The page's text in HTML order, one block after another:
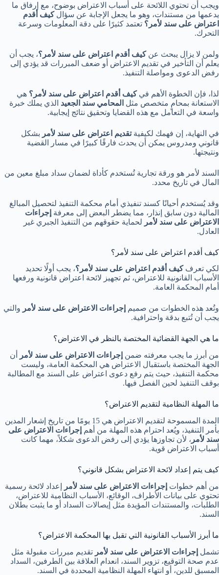
ويجب أن تحتوي اللائحة على أسباب الاعتراض بوضوح، مع إرفاق ما
يدعمها من مستندات، وهو ما يجعل الإجابة عن سؤالكيف أقدم
اعتراض على سند لأمر؟ تعتمد كثيرًا على دقة المعلومات وسرعة
التحرك.
ولمن لا يزال يبحث عنكيف أقدم اعتراض على سند لأمر؟، يجب أن
يعلم أن التأخير في تقديم الاعتراض أو ضعف المبررات قد يؤدي إلى
رفض الدعوى ومواصلة التنفيذ.
لذا، فإن الخطوة الأهم فيكيف أقدم اعتراض على سند لأمر؟ هي
الاستعانة بمحامٍ متخصص مثل المحامي سند الجعيد الذي يملك خبرة
واسعة في التعامل مع هذه القضايا وتحقيق نتائج إيجابية.
في النهاية، إن فهمك لكيفيةتقديم اعتراض على سند لأمر بشكل
قانوني ومدروس يمكن أن يحدث فارقًا كبيرًا في مسار القضية
ونتيجتها.
السند لأمر هو ورقة تجارية تُستخدم كأداة لضمان سداد مبلغ معين من
المال في تاريخ محدد.
وقد يُستخدم أحيانًا كسند تنفيذي أمام محكمة التنفيذ لتحصيل المبالغ
المالية دون سابق إنذار، مما يضطر البعض إلى معرفة إجراءات
الاعتراض على سند لأمر لحماية حقوقهم من التنفيذ الجبري غير
العادل.
كيف أقدم اعتراض على سند لأمر؟
لكي تعرفكيف أقدم اعتراض على سند لأمر؟، يجب أولًا تحديد
الأسباب القانونية للاعتراض، ثم تجهيز لائحة اعتراض قانونية ورفعها
أمام المحكمة العامة.
وتُعد هذه الخطوات من صميم إجراءات الاعتراض على سند لأمر والتي
يجب أن تُتبع بدقة واحترافية.
ما هي الجهة القضائية المختصة بالنظر في الاعتراض؟
من أبرز ما يجب معرفته ضمن إجراءات الاعتراض على سند لأمر
أن
الجهة المختصة باستقبال الاعتراض هي المحكمة العامة، وليست
محكمة التنفيذ، حيث يتم رفع دعوى اعتراض على السند مع المطالبة
بوقف التنفيذ لحين الفصل فيها.
ما المهلة النظامية لتقديم الاعتراض؟
المدة المسموحة لتقديم الاعتراض هي 15 يومًا من تاريخ إشعار المدين
بأمر التنفيذ، ويُعد احترام هذه المهلة من أهم إجراءات الاعتراض على
سند لأمر ، لأن تجاوزها يؤدي إلى رفض الدعوى شكلاً، مهما كانت
أسباب الاعتراض قوية.
كيف يتم إعداد لائحة الاعتراض بشكل قانوني؟
من أهم خطوات إجراءات الاعتراض على سند لأمر
إعداد لائحة رسمية
تحتوي على بيانات الأطراف، الوقائع، الأسباب النظامية للاعتراض،
الطلبات، والمستندات المؤيدة مثل إيصالات السداد أو ما يثبت بطلان
السند.
ما أبرز الأسباب القانونية التي تقبل بها المحكمة الاعتراض؟
تشمل إجراءات الاعتراض على سند لأمر تقديم مبررات مقبولة مثل
عدم صحة التوقيع، تزوير السند، انعدام العلاقة بين الطرفين، السداد
المسبق للدين، أو انتهاء المهلة النظامية المحددة في السند.